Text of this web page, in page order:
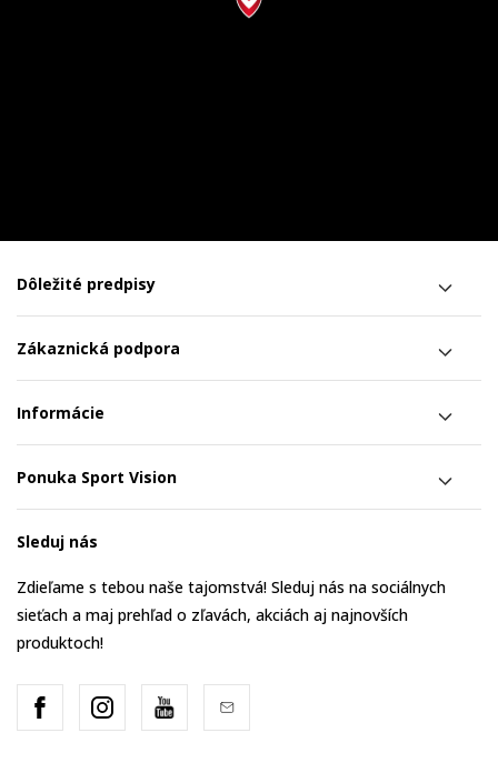
Dôležité predpisy
Zákaznická podpora
Informácie
Ponuka Sport Vision
Sleduj nás
Zdieľame s tebou naše tajomstvá! Sleduj nás na sociálnych
sieťach a maj prehľad o zľavách, akciách aj najnovších
produktoch!